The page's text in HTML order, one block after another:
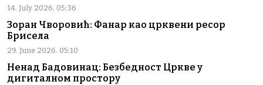
14. July 2026. 05:36
Зоран Чворовић: Фанар као црквени ресор
Брисела
29. June 2026. 05:10
Ненад Бадовинац: Безбедност Цркве у
дигиталном простору